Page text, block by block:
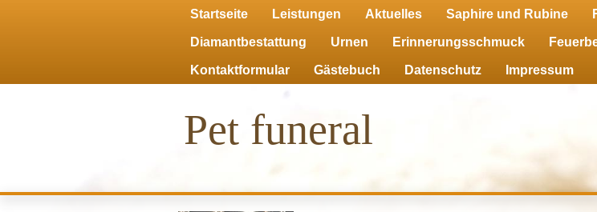
Startseite Leistungen Aktuelles Saphire und Rubine
Diamantbestattung Urnen Erinnerungsschmuck
Kontaktformular Gästebuch Datenschutz Impressum
Pet funeral